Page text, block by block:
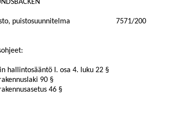
puistosuunnitelma 7571/200
hallintosääntö I. osa 4. luku 22 §
90 §
46 §